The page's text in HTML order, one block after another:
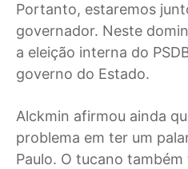
Portanto, estaremos
governador. Neste
a eleição interna do
governo do Estado.
Alckmin afirmou ainda
problema em ter um
Paulo. O tucano